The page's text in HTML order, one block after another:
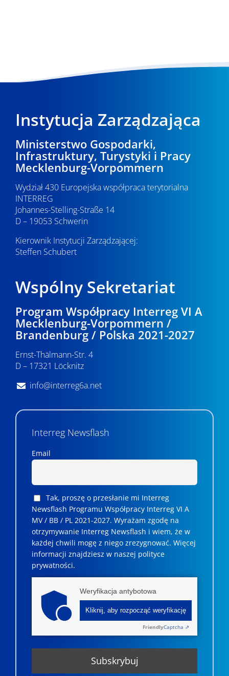
Instytucja Zarządzająca
Ministerstwo Gospodarki,
Infrastruktury, Turystyki i Pracy
Mecklenburg-Vorpommern
Wydział 430 Europejska współpraca terytorialna
INTERREG
Johannes-Stelling-Straße 14
D – 19053 Schwerin
Kierownik Instytucji Zarządzającej:
Steffen Schubert
Wspólny Sekretariat
Program Współpracy Interreg VI A
Mecklenburg-Vorpommern /
Brandenburg / Polska 2021-2027
Ernst-Thälmann-Str. 4
D – 17321 Löcknitz
info@interreg6a.net
Interreg Newsflash
Email
Tak, proszę o przesłanie mi Interreg
Newsflash Programu Współpracy Interreg VI A
MV / BB / PL 2021-2027. Wyrażam zgodę na
otrzymywanie Interreg Newsflash i wiem, że w
każdej chwili mogę z niego zrezygnować. ­­Więcej
informacji znajdziesz w naszej polityce
prywatności.
Weryfikacja antybotowa
Kliknij, aby rozpocząć weryfikację
FriendlyCaptcha ⇗